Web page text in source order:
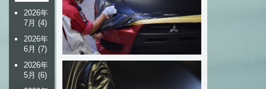
2026年
7月 (4)
2026年
6月 (7)
2026年
5月 (6)